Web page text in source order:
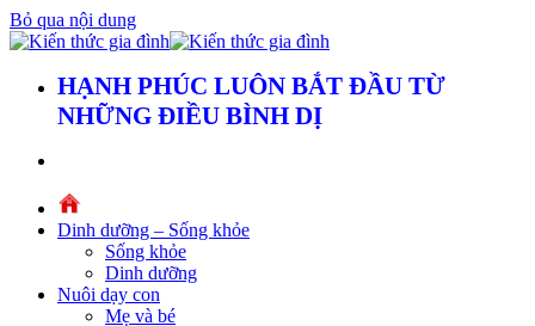
Bỏ qua nội dung
HẠNH PHÚC LUÔN BẮT ĐẦU TỪ
NHỮNG ĐIỀU BÌNH DỊ
Dinh dưỡng – Sống khỏe
Sống khỏe
Dinh dưỡng
Nuôi dạy con
Mẹ và bé